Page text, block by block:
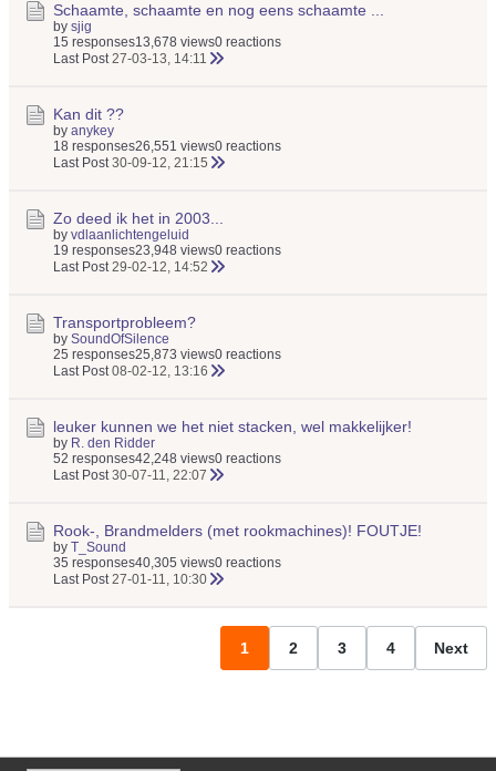
Schaamte, schaamte en nog eens schaamte ...
by sjig
15 responses13,678 views0 reactions
Last Post 27-03-13, 14:11
Kan dit ??
by anykey
18 responses26,551 views0 reactions
Last Post 30-09-12, 21:15
Zo deed ik het in 2003...
by vdlaanlichtengeluid
19 responses23,948 views0 reactions
Last Post 29-02-12, 14:52
Transportprobleem?
by SoundOfSilence
25 responses25,873 views0 reactions
Last Post 08-02-12, 13:16
leuker kunnen we het niet stacken, wel makkelijker!
by R. den Ridder
52 responses42,248 views0 reactions
Last Post 30-07-11, 22:07
Rook-, Brandmelders (met rookmachines)! FOUTJE!
by T_Sound
35 responses40,305 views0 reactions
Last Post 27-01-11, 10:30
1 2 3 4 Next